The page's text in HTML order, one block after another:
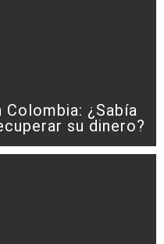
¿Sabía
su dinero?